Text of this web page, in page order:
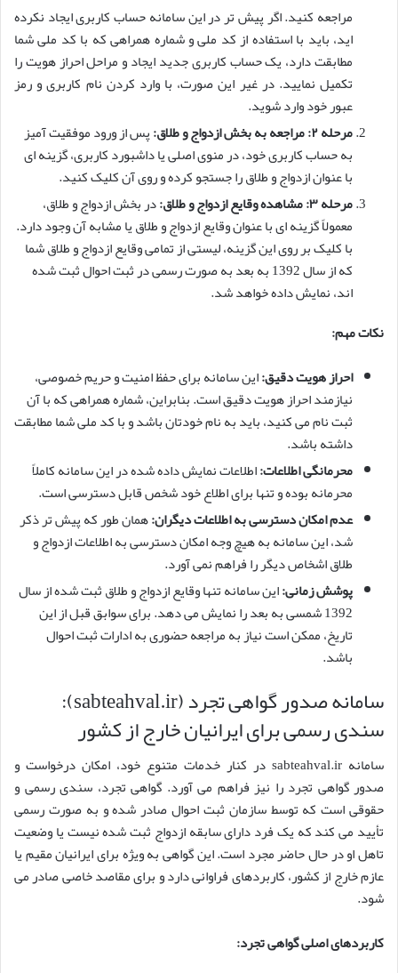
مراجعه کنید. اگر پیش تر در این سامانه حساب کاربری ایجاد نکرده
اید، باید با استفاده از کد ملی و شماره همراهی که با کد ملی شما
مطابقت دارد، یک حساب کاربری جدید ایجاد و مراحل احراز هویت را
تکمیل نمایید. در غیر این صورت، با وارد کردن نام کاربری و رمز
عبور خود وارد شوید.
مرحله ۲: مراجعه به بخش ازدواج و طلاق:
پس از ورود موفقیت آمیز
به حساب کاربری خود، در منوی اصلی یا داشبورد کاربری، گزینه ای
با عنوان ازدواج و طلاق را جستجو کرده و روی آن کلیک کنید.
مرحله ۳: مشاهده وقایع ازدواج و طلاق:
در بخش ازدواج و طلاق،
معمولاً گزینه ای با عنوان وقایع ازدواج و طلاق یا مشابه آن وجود دارد.
با کلیک بر روی این گزینه، لیستی از تمامی وقایع ازدواج و طلاق شما
که از سال 1392 به بعد به صورت رسمی در ثبت احوال ثبت شده
اند، نمایش داده خواهد شد.
نکات مهم:
احراز هویت دقیق:این سامانه برای حفظ امنیت و حریم خصوصی،
نیازمند احراز هویت دقیق است. بنابراین، شماره همراهی که با آن
ثبت نام می کنید، باید به نام خودتان باشد و با کد ملی شما مطابقت
داشته باشد.
محرمانگی اطلاعات:اطلاعات نمایش داده شده در این سامانه کاملاً
محرمانه بوده و تنها برای اطلاع خود شخص قابل دسترسی است.
عدم امکان دسترسی به اطلاعات دیگران:همان طور که پیش تر ذکر
شد، این سامانه به هیچ وجه امکان دسترسی به اطلاعات ازدواج و
طلاق اشخاص دیگر را فراهم نمی آورد.
پوشش زمانی:این سامانه تنها وقایع ازدواج و طلاق ثبت شده از سال
1392 شمسی به بعد را نمایش می دهد. برای سوابق قبل از این
تاریخ، ممکن است نیاز به مراجعه حضوری به ادارات ثبت احوال
باشد.
سامانه صدور گواهی تجرد (sabteahval.ir):
سندی رسمی برای ایرانیان خارج از کشور
سامانه sabteahval.ir در کنار خدمات متنوع خود، امکان درخواست و
صدور گواهی تجرد را نیز فراهم می آورد. گواهی تجرد، سندی رسمی و
حقوقی است که توسط سازمان ثبت احوال صادر شده و به صورت رسمی
تأیید می کند که یک فرد دارای سابقه ازدواج ثبت شده نیست یا وضعیت
تاهل او در حال حاضر مجرد است. این گواهی به ویژه برای ایرانیان مقیم یا
عازم خارج از کشور، کاربردهای فراوانی دارد و برای مقاصد خاصی صادر می
شود.
کاربردهای اصلی گواهی تجرد: